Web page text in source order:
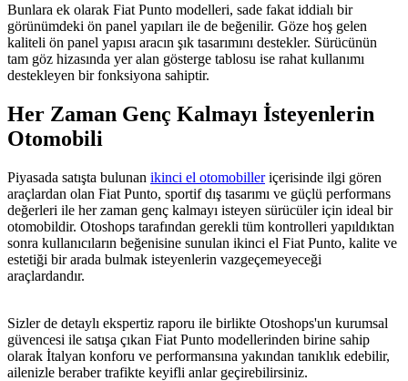
Bunlara ek olarak Fiat Punto modelleri, sade fakat iddialı bir
görünümdeki ön panel yapıları ile de beğenilir. Göze hoş gelen
kaliteli ön panel yapısı aracın şık tasarımını destekler. Sürücünün
tam göz hizasında yer alan gösterge tablosu ise rahat kullanımı
destekleyen bir fonksiyona sahiptir.
Her Zaman Genç Kalmayı İsteyenlerin
Otomobili
Piyasada satışta bulunan ikinci el otomobilleriçerisinde ilgi gören
araçlardan olan Fiat Punto, sportif dış tasarımı ve güçlü performans
değerleri ile her zaman genç kalmayı isteyen sürücüler için ideal bir
otomobildir. Otoshops tarafından gerekli tüm kontrolleri yapıldıktan
sonra kullanıcıların beğenisine sunulan ikinci el Fiat Punto, kalite ve
estetiği bir arada bulmak isteyenlerin vazgeçemeyeceği
araçlardandır.
Sizler de detaylı ekspertiz raporu ile birlikte Otoshops'un kurumsal
güvencesi ile satışa çıkan Fiat Punto modellerinden birine sahip
olarak İtalyan konforu ve performansına yakından tanıklık edebilir,
ailenizle beraber trafikte keyifli anlar geçirebilirsiniz.